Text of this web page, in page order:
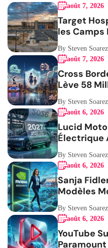
août 7, 2026
Target
les Camps
By Steven Soarez
août 7, 2026
Cross
Lève 58
Femmes
By Steven Soarez
août 6, 2026
Lucid
Électrique
By Steven Soarez
août 6, 2026
Sanja
Modèles
By Steven Soarez
août 6, 2026
YouTube
Paramount